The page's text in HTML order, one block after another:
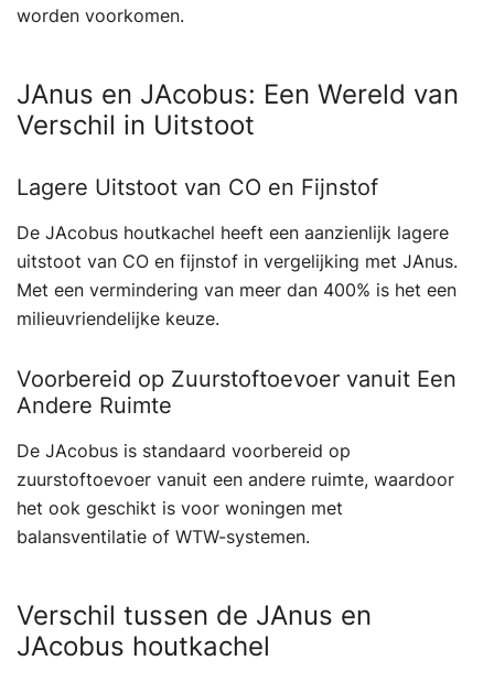
worden voorkomen.
JAnus en JAcobus: Een Wereld van
Verschil in Uitstoot
Lagere Uitstoot van CO en Fijnstof
De JAcobus houtkachel heeft een aanzienlijk lagere
uitstoot van CO en fijnstof in vergelijking met JAnus.
Met een vermindering van meer dan 400% is het een
milieuvriendelijke keuze.
Voorbereid op Zuurstoftoevoer vanuit Een
Andere Ruimte
De JAcobus is standaard voorbereid op
zuurstoftoevoer vanuit een andere ruimte, waardoor
het ook geschikt is voor woningen met
balansventilatie of WTW-systemen.
Verschil tussen de JAnus en
JAcobus houtkachel